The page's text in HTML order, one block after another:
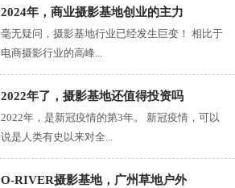
2024年，商业摄影基地创业的主力
毫无疑问，摄影基地行业已经发生巨变！ 相比于
电商摄影行业的高峰...
2022年了，摄影基地还值得投资吗
2022年，是新冠疫情的第3年。 新冠疫情，可以
说是人类有史以来对全...
O-RIVER摄影基地，广州草地户外